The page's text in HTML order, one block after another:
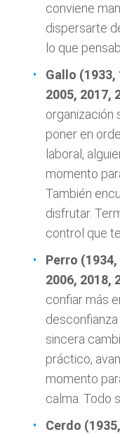
conviene
dispersarte
lo que
Gallo (1933,
2005, 2017,
organización
poner en
laboral,
momento
También
disfrutar.
control que
Perro (1934,
2006, 2018,
confiar más
sincera
práctico,
momento
calma. Todo
Cerdo